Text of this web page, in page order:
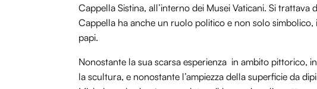
Cappella Sistina, all’interno dei Musei Vaticani. Si
Cappella ha anche un ruolo politico e non solo
papi.
Nonostante la sua scarsa esperienza in ambito pittorico,
la scultura, e nonostante l’ampiezza della superficie da